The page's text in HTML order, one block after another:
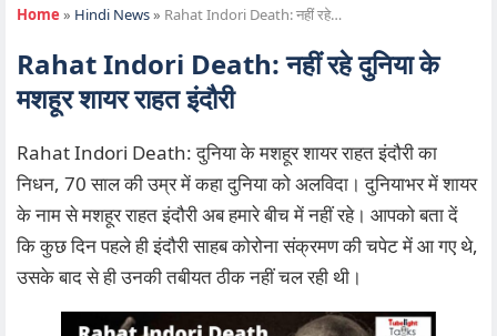
Home » Hindi News» Rahat Indori Death: नहीं रहे…
Rahat Indori Death: नहीं रहे दुनिया के
मशहूर शायर राहत इंदौरी
Rahat Indori Death: दुनिया के मशहूर शायर राहत इंदौरी का
निधन, 70 साल की उम्र में कहा दुनिया को अलविदा। दुनियाभर में शायर
के नाम से मशहूर राहत इंदौरी अब हमारे बीच में नहीं रहे। आपको बता दें
कि कुछ दिन पहले ही इंदौरी साहब कोरोना संक्रमण की चपेट में आ गए थे,
उसके बाद से ही उनकी तबीयत ठीक नहीं चल रही थी।